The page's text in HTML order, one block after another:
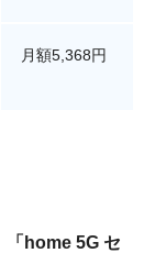
月額5,368円
「home 5G セ